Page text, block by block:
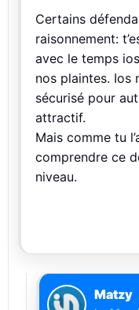
Certains
raisonnement:
avec le temps
nos plaintes. Ios
sécurisé pour
attractif.
Mais comme tu
comprendre ce
niveau.
Matzy